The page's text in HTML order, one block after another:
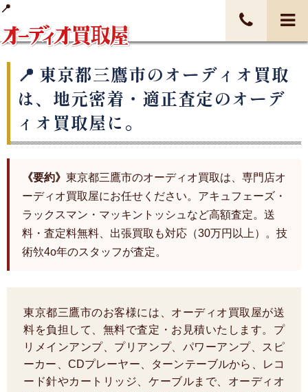
東京都三鷹市のオーディオ買取
は、地元密着・適正査定のオーデ
ィオ買取屋に。
《要約》 東京都三鷹市のオーディオ買取は、専門店オ
ーディオ買取屋にお任せください。アキュフェーズ・
ラックスマン・マッキントッシュなど高額査定。送
料・査定料無料、出張買取も対応（30万円以上）。技
術欦4o年のスタッフが査定。
東京都三鷹市のお客様には、オーディオ買取屋が送
料を負担して、無料で査定・お見積いたします。プ
リメインアンプ、プリアンプ、パワーアンプ、スピ
ーカー、CDプレーヤー、ターンテーブルから、レコ
ード針やカートリッジ、ケーブルまで、オーディオ